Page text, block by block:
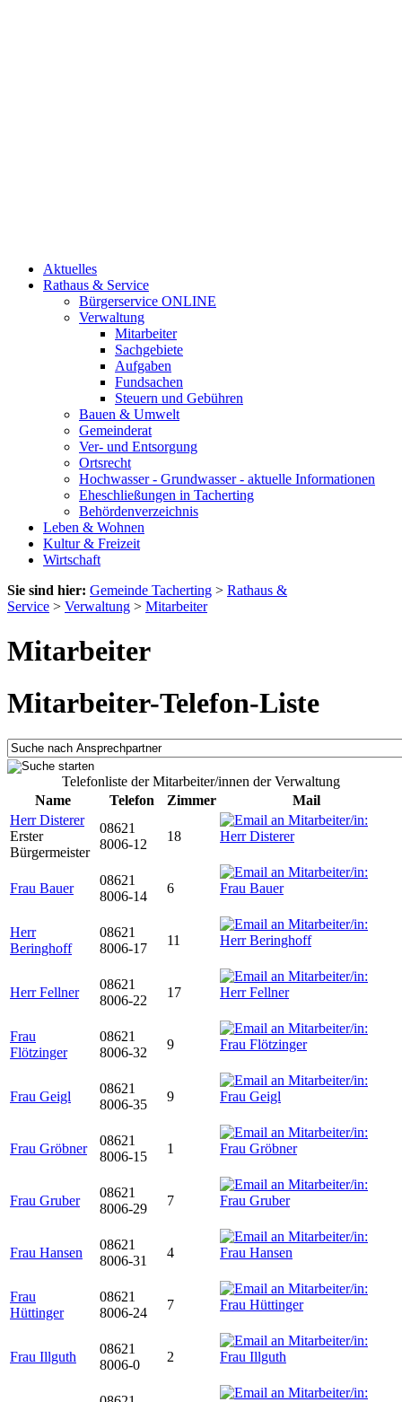
Aktuelles
Rathaus & Service
Bürgerservice ONLINE
Verwaltung
Mitarbeiter
Sachgebiete
Aufgaben
Fundsachen
Steuern und Gebühren
Bauen & Umwelt
Gemeinderat
Ver- und Entsorgung
Ortsrecht
Hochwasser - Grundwasser - aktuelle Informationen
Eheschließungen in Tacherting
Behördenverzeichnis
Leben & Wohnen
Kultur & Freizeit
Wirtschaft
Sie sind hier: Gemeinde Tacherting > Rathaus &
Service > Verwaltung > Mitarbeiter
Mitarbeiter
Mitarbeiter-Telefon-Liste
Telefonliste der Mitarbeiter/innen der Verwaltung
Name
Telefon Zimmer
Mail
Herr Disterer
Erster
Bürgermeister
08621
8006-12
18
Frau Bauer
08621
8006-14
6
Herr
Beringhoff
08621
8006-17
11
Herr Fellner
08621
8006-22
17
Frau
Flötzinger
08621
8006-32
9
Frau Geigl
08621
8006-35
9
Frau Gröbner
08621
8006-15
1
Frau Gruber
08621
8006-29
7
Frau Hansen
08621
8006-31
4
Frau
Hüttinger
08621
8006-24
7
Frau Illguth
08621
8006-0
2